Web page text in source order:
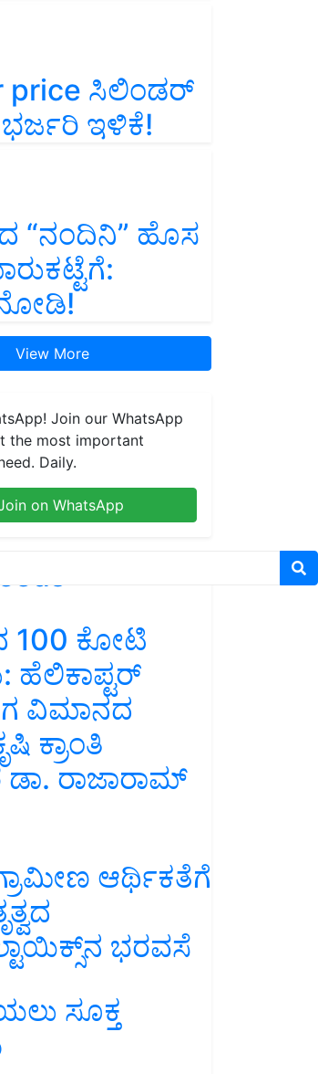
price ಸಿಲಿಂಡರ್‌
ಇಳಿಕೆ!
“ನಂದಿನಿ” ಹೊಸ
View More
Join our WhatsApp
the most important
Daily.
on WhatsApp
100 ಕೋಟಿ
ಹೆಲಿಕಾಪ್ಟರ್
ವಿಮಾನದ
ಕ್ರಾಂತಿ
ಡಾ. ರಾಜಾರಾಮ್
ಆರ್ಥಿಕತೆಗೆ
ಭರವಸೆ
ಸೂಕ್ತ